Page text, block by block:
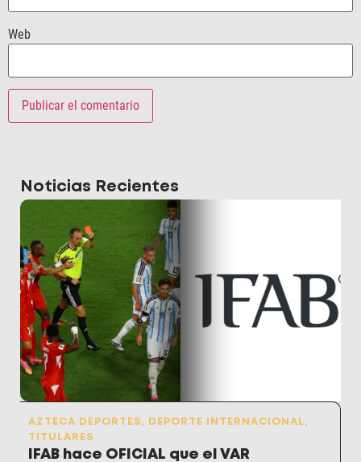
Web
Noticias Recientes
AZTECA DEPORTES, DEPORTE INTERNACIONAL,
TITULARES
IFAB hace OFICIAL que el VAR